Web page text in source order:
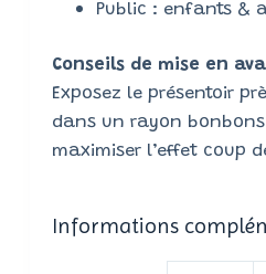
Public : enfants &
Conseils de mise en
Exposez le présentoir
dans un rayon
maximiser l’effet coup
Informations